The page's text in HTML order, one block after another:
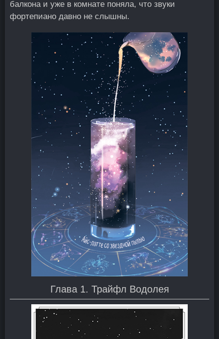
балкона и уже в комнате поняла, что звуки
фортепиано давно не слышны.
Глава 1. Трайфл Водолея